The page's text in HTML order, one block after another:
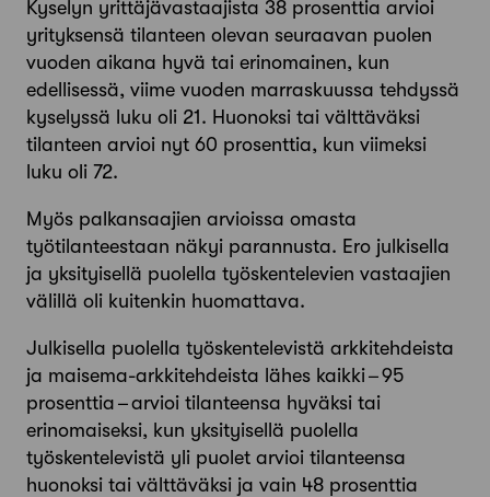
Kyselyn yrittäjävastaajista 38 prosenttia arvioi
yrityksensä tilanteen olevan seuraavan puolen
vuoden aikana hyvä tai erinomainen, kun
edellisessä, viime vuoden marraskuussa tehdyssä
kyselyssä luku oli 21. Huonoksi tai välttäväksi
tilanteen arvioi nyt 60 prosenttia, kun viimeksi
luku oli 72.
Myös palkansaajien arvioissa omasta
työtilanteestaan näkyi parannusta. Ero julkisella
ja yksityisellä puolella työskentelevien vastaajien
välillä oli kuitenkin huomattava.
Julkisella puolella työskentelevistä arkkitehdeista
ja maisema-arkkitehdeista lähes kaikki – 95
prosenttia – arvioi tilanteensa hyväksi tai
erinomaiseksi, kun yksityisellä puolella
työskentelevistä yli puolet arvioi tilanteensa
huonoksi tai ­välttäväksi ja vain 48 prosenttia